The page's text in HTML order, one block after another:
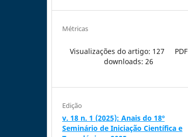
Métricas
Visualizações do artigo: 127
PDF
downloads: 26
Edição
v. 18 n. 1 (2025): Anais do 18º
Seminário de Iniciação Científica e